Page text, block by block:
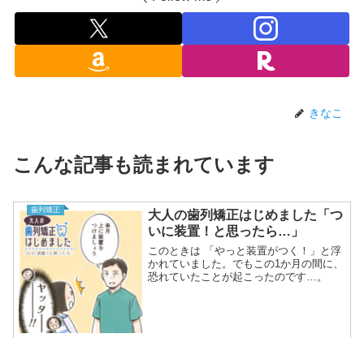
きなこ
こんな記事も読まれています
歯列矯正
大人の歯列矯正はじめました「つ
いに装置！と思ったら…」
このときは 「やっと装置がつく！」と浮
かれていました。でもこの1か月の間に、
恐れていたことが起こったのです…。